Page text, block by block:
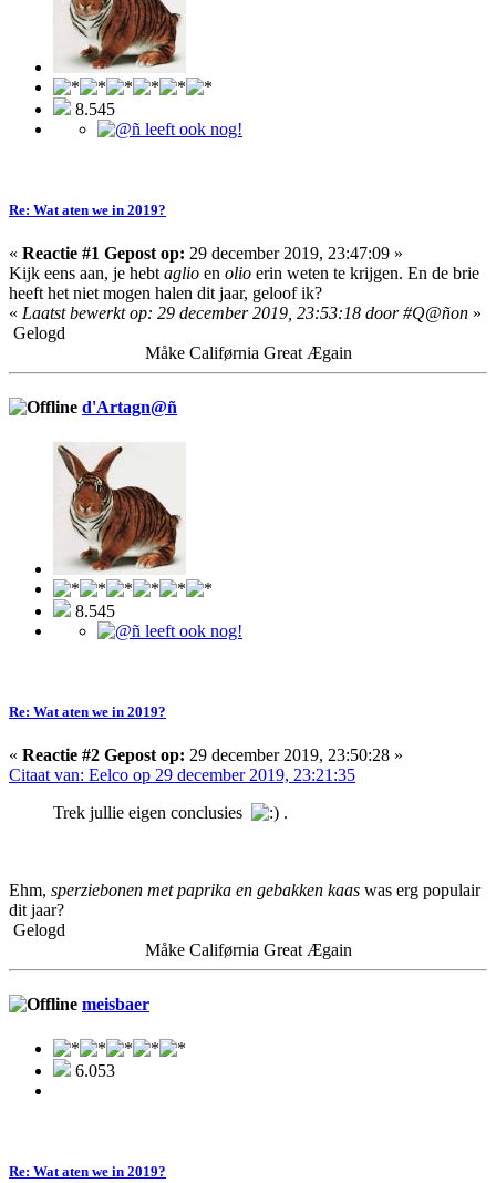
8.545
Re: Wat aten we in 2019?
« Reactie #1 Gepost op: 29 december 2019, 23:47:09 »
Kijk eens aan, je hebt aglio en olio erin weten te krijgen. En de brie
heeft het niet mogen halen dit jaar, geloof ik?
« Laatst bewerkt op: 29 december 2019, 23:53:18 door #Q@ñon »
Gelogd
Måke Califørnia Great Ægain
d'Artagn@ñ
8.545
Re: Wat aten we in 2019?
« Reactie #2 Gepost op: 29 december 2019, 23:50:28 »
Citaat van: Eelco op 29 december 2019, 23:21:35
Trek jullie eigen conclusies
.
Ehm, sperziebonen met paprika en gebakken kaas was erg populair
dit jaar?
Gelogd
Måke Califørnia Great Ægain
meisbaer
6.053
Re: Wat aten we in 2019?